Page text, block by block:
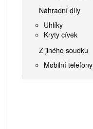
Náhradní díly
Uhlíky
Kryty cívek
Z jiného soudku
Mobilní telefony